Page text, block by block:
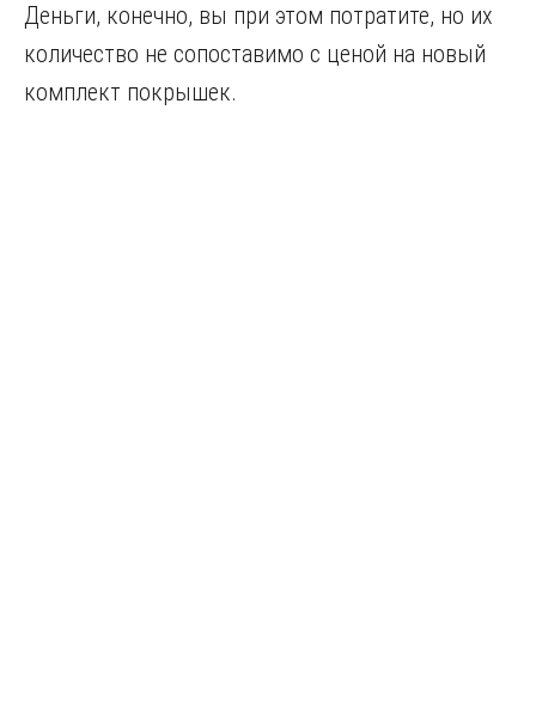
Деньги, конечно, вы при этом потратите, но их
количество не сопоставимо с ценой на новый
комплект покрышек.